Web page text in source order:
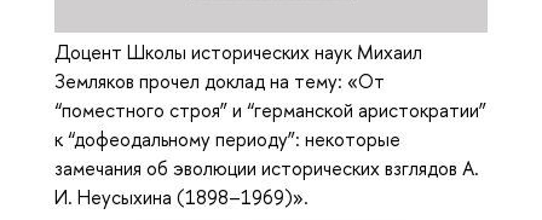
Доцент Школы исторических наук Михаил
Земляков прочел доклад на тему: «От
“поместного строя” и “германской аристократии”
к “дофеодальному периоду”: некоторые
замечания об эволюции исторических взглядов А.
И. Неусыхина (1898–1969)».